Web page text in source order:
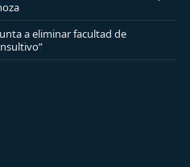
a eliminar facultad de